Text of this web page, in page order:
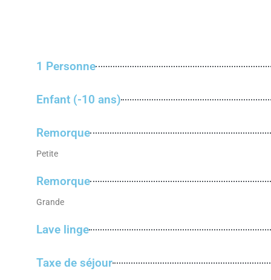
1 Personne
Enfant (-10 ans)
Remorque
Petite
Remorque
Grande
Lave linge
Taxe de séjour